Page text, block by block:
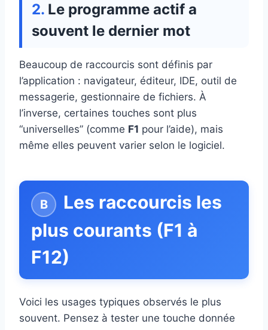
Le programme actif a
souvent le dernier mot
Beaucoup de raccourcis sont définis par
l’application : navigateur, éditeur, IDE, outil de
messagerie, gestionnaire de fichiers. À
l’inverse, certaines touches sont plus
“universelles” (comme F1 pour l’aide), mais
même elles peuvent varier selon le logiciel.
Les raccourcis les
plus courants (F1 à
F12)
Voici les usages typiques observés le plus
souvent. Pensez à tester une touche donnée